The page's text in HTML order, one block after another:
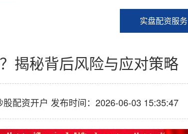
实盘配资服务
揭秘背后风险与应对策略
配资开户 发布时间：2026-06-03 15:35:47